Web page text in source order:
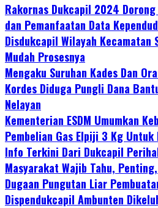
Rakornas Dukcapil 2024
dan Pemanfaatan Data
Disdukcapil Wilayah Kecamatan
Mudah Prosesnya
Mengaku Suruhan Kades Dan
Kordes Diduga Pungli Dana
Nelayan
Kementerian ESDM Umumkan
Pembelian Gas Elpiji 3 Kg Untuk
Info Terkini Dari Dukcapil
Masyarakat Wajib Tahu,
Dugaan Pungutan Liar
Dispendukcapil Ambunten